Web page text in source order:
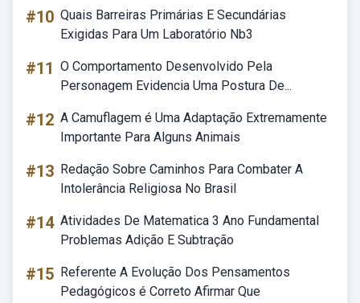
#10 Quais Barreiras Primárias E Secundárias
Exigidas Para Um Laboratório Nb3
#11 O Comportamento Desenvolvido Pela
Personagem Evidencia Uma Postura De...
#12 A Camuflagem é Uma Adaptação Extremamente
Importante Para Alguns Animais
#13 Redação Sobre Caminhos Para Combater A
Intolerância Religiosa No Brasil
#14 Atividades De Matematica 3 Ano Fundamental
Problemas Adição E Subtração
#15 Referente A Evolução Dos Pensamentos
Pedagógicos é Correto Afirmar Que